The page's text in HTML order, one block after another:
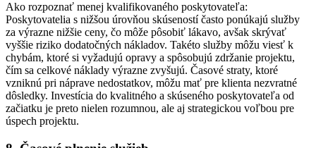
Ako rozpoznať menej kvalifikovaného poskytovateľa:
Poskytovatelia s nižšou úrovňou skúseností často ponúkajú služby
za výrazne nižšie ceny, čo môže pôsobiť lákavo, avšak skrývať
vyššie riziko dodatočných nákladov. Takéto služby môžu viesť k
chybám, ktoré si vyžadujú opravy a spôsobujú zdržanie projektu,
čím sa celkové náklady výrazne zvyšujú. Časové straty, ktoré
vzniknú pri náprave nedostatkov, môžu mať pre klienta nezvratné
dôsledky. Investícia do kvalitného a skúseného poskytovateľa od
začiatku je preto nielen rozumnou, ale aj strategickou voľbou pre
úspech projektu.